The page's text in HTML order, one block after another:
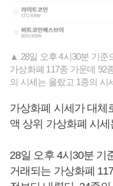
▲ 28일 오후 4시30분 기
가상화폐 117종 가운데 92
의 시세는 올랐고 1종의 시
가상화폐 시세가 대체
액 상위 가상화폐 시
28일 오후 4시30분 기
거래되는 가상화폐